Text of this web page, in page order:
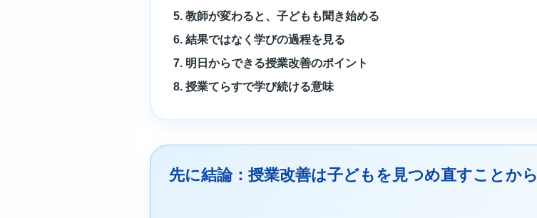
教師が変わると、子どもも聞き始める
結果ではなく学びの過程を見る
明日からできる授業改善のポイント
授業てらすで学び続ける意味
先に結論：授業改善は子どもを見つめ直すことから